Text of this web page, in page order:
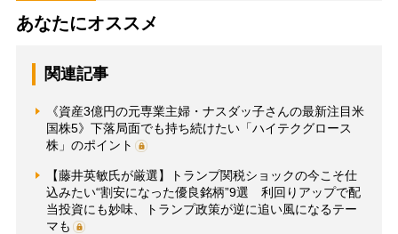
あなたにオススメ
関連記事
《資産3億円の元専業主婦・ナスダッ子さんの最新注目米
国株5》下落局面でも持ち続けたい「ハイテクグロース
株」のポイント
【藤井英敏氏が厳選】トランプ関税ショックの今こそ仕
込みたい“割安になった優良銘柄”9選 利回りアップで配
当投資にも妙味、トランプ政策が逆に追い風になるテー
マも